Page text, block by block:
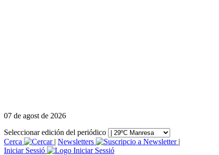
07 de agost de 2026
Seleccionar edición del periódico
Cerca
| Newsletters
|
Iniciar Sessió